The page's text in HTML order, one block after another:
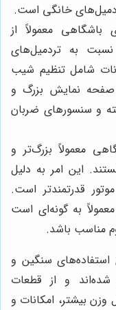
خانگی است.
باشگاهی معمولاً از
به تردمیل‌های
شامل تنظیم شیب
صفحه نمایش بزرگ و
و سنسورهای ضربان
معمولاً بزرگ‌تر و
این امر به دلیل
قدرتمندتر است.
به گونه‌ای است
مناسب باشد.
استفاده‌های سنگین و
و از قطعات
وزن بیشتر، امکانات و